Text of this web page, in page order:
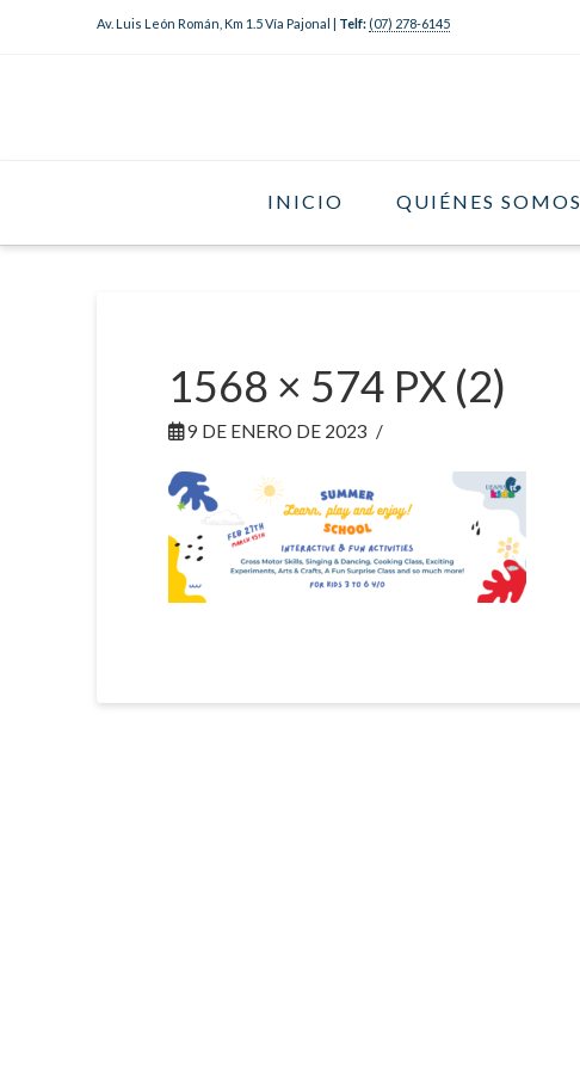
Av. Luis León Román, Km 1.5 Vía Pajonal | Telf: (07) 278-6145
INICIO QUIÉNES SOMOS
1568 × 574 PX (2)
9 DE ENERO DE 2023